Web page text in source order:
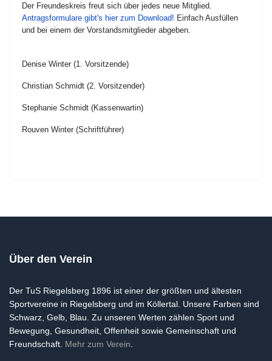
Der Freundeskreis freut sich über jedes neue Mitglied.
Antragsformulare gibt's hier zum Download! Einfach Ausfüllen
und bei einem der Vorstandsmitglieder abgeben.
Denise Winter (1. Vorsitzende)
Christian Schmidt (2. Vorsitzender)
Stephanie Schmidt (Kassenwartin)
Rouven Winter (Schriftführer)
Über den Verein
Der TuS Riegelsberg 1896 ist einer der größten und ältesten
Sportvereine in Riegelsberg und im Köllertal. Unsere Farben sind
Schwarz, Gelb, Blau. Zu unseren Werten zählen Sport und
Bewegung, Gesundheit, Offenheit sowie Gemeinschaft und
Freundschaft. Mehr zum Verein